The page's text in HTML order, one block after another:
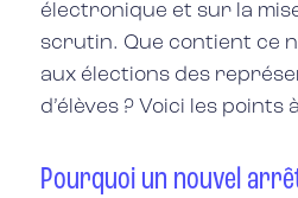
électronique et sur la
scrutin. Que contient ce
aux élections des
d’élèves ? Voici les points
Pourquoi un nouvel